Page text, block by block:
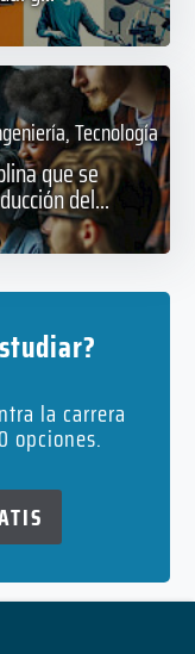
Tecnología
que se
del...
la carrera
opciones.